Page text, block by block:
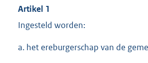
Artikel 1
Ingesteld worden:
a. het ereburgerschap van de